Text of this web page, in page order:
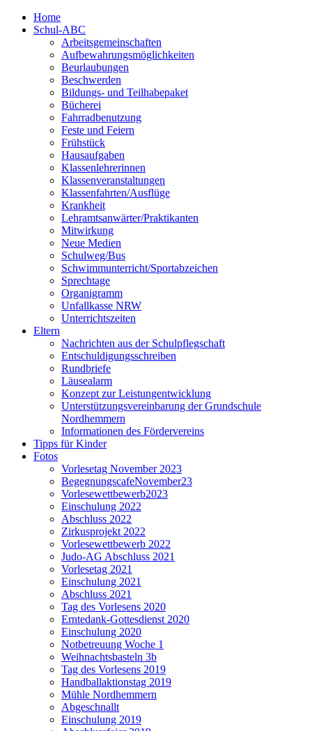
Home
Schul-ABC
Arbeitsgemeinschaften
Aufbewahrungsmöglichkeiten
Beurlaubungen
Beschwerden
Bildungs- und Teilhabepaket
Bücherei
Fahrradbenutzung
Feste und Feiern
Frühstück
Hausaufgaben
Klassenlehrerinnen
Klassenveranstaltungen
Klassenfahrten/Ausflüge
Krankheit
Lehramtsanwärter/Praktikanten
Mitwirkung
Neue Medien
Schulweg/Bus
Schwimmunterricht/Sportabzeichen
Sprechtage
Organigramm
Unfallkasse NRW
Unterrichtszeiten
Eltern
Nachrichten aus der Schulpflegschaft
Entschuldigungsschreiben
Rundbriefe
Läusealarm
Konzept zur Leistungentwicklung
Unterstützungsvereinbarung der Grundschule
Nordhemmern
Informationen des Fördervereins
Tipps für Kinder
Fotos
Vorlesetag November 2023
BegegnungscafeNovember23
Vorlesewettbewerb2023
Einschulung 2022
Abschluss 2022
Zirkusprojekt 2022
Vorlesewettbewerb 2022
Judo-AG Abschluss 2021
Vorlesetag 2021
Einschulung 2021
Abschluss 2021
Tag des Vorlesens 2020
Erntedank-Gottesdienst 2020
Einschulung 2020
Notbetreuung Woche 1
Weihnachtsbasteln 3b
Tag des Vorlesens 2019
Handballaktionstag 2019
Mühle Nordhemmern
Abgeschnallt
Einschulung 2019